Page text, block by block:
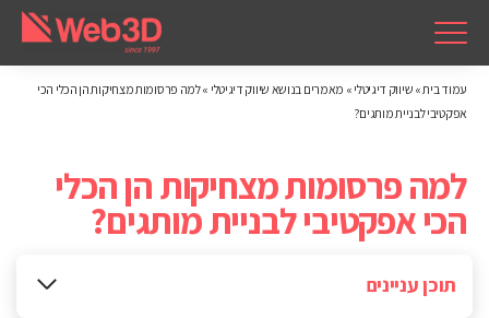
עמוד בית» שיווק דיגיטלי » מאמרים בנושא שיווק דיגיטלי »למה פרסומות מצחיקות הן הכלי הכי
אפקטיבי לבניית מותגים?
למה פרסומות מצחיקות הן הכלי
הכי אפקטיבי לבניית מותגים?
תוכן עניינים